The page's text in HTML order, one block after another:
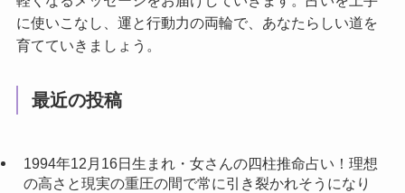
に使いこなし、運と行動力の両輪で、あなたらしい道を
育てていきましょう。
最近の投稿
1994年12月16日生まれ・女さんの四柱推命占い！理想
の高さと現実の重圧の間で常に引き裂かれそうになり